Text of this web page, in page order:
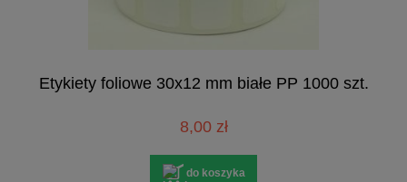
Etykiety foliowe 30x12 mm białe PP 1000 szt.
8,00 zł
do koszyka